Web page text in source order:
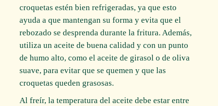
croquetas estén bien refrigeradas, ya que esto
ayuda a que mantengan su forma y evita que el
rebozado se desprenda durante la fritura. Además,
utiliza un aceite de buena calidad y con un punto
de humo alto, como el aceite de girasol o de oliva
suave, para evitar que se quemen y que las
croquetas queden grasosas.
Al freír, la temperatura del aceite debe estar entre